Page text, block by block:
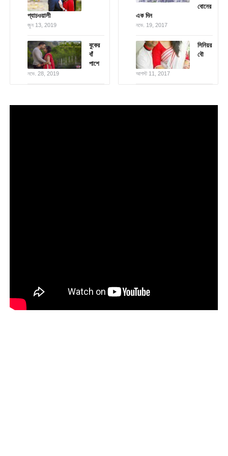
প্যাচওয়ালী
জুন 13, 2019
বুকের
বাঁ
পাশে
নভে. 28, 2019
বোনের
এক দিন
নভে. 19, 2017
সিনিয়র
বৌ
আগস্ট 11, 2017